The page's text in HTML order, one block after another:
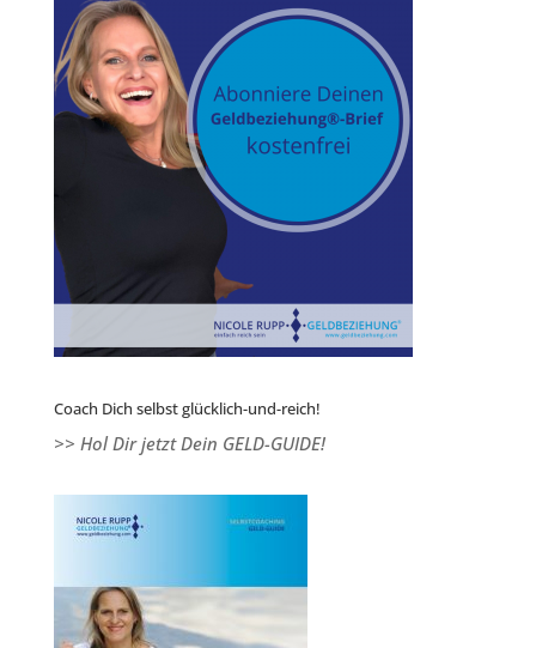
Coach Dich selbst glücklich-und-reich!
>> Hol Dir jetzt Dein GELD-GUIDE!